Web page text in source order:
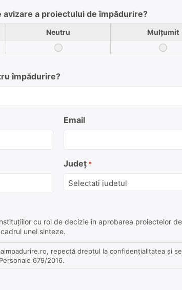
a proiectului de împădurire?
Neutru Mulțumit
împădurire?
Email
Județ *
cu rol de decizie în aprobarea proiectelor
unei sinteze.
repectă dreptul la confidențialitatea și
679/2016.